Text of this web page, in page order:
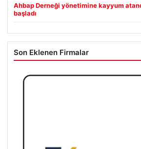
Ahbap Derneği yönetimine kayyum
başladı
Son Eklenen Firmalar